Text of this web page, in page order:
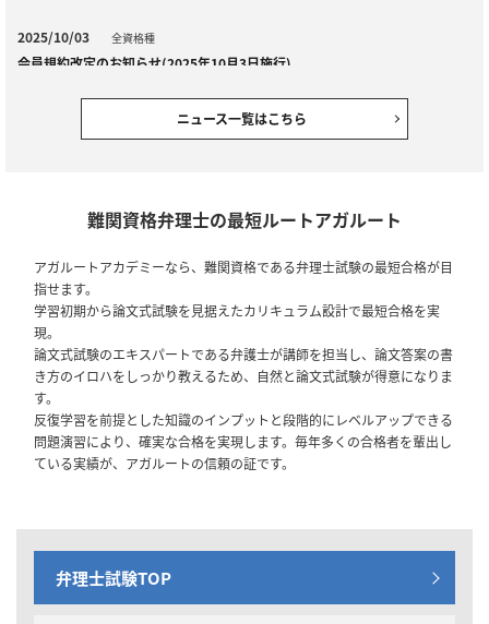
2025/10/03 全資格種
会員規約改定のお知らせ(2025年10月3日施行)
【セール情報】期間限定10％OFF！弁理士試験｜ 早期キャンペーン・ア
弁理士試験
【リリース情報】弁理士試験｜【2027年合格目標】短答式試験・論文式
リキュラム
2025/09/11
【リリース情報】弁理士試験｜単科講座リリース
2025/06/26
【リリース情報】弁理士試験｜単科講座リリース
2025/05/12 弁理士試験
2024/12/28 全資格種
ニュース一覧はこちら
難関資格弁理士の最短ルートアガルート
アガルートアカデミーなら、難関資格である弁理士試験の最短合格が目
指せます。
学習初期から論文式試験を見据えたカリキュラム設計で最短合格を実
現。
論文式試験のエキスパートである弁護士が講師を担当し、論文答案の書
き方のイロハをしっかり教えるため、自然と論文式試験が得意になりま
す。
反復学習を前提とした知識のインプットと段階的にレベルアップできる
問題演習により、確実な合格を実現します。毎年多くの合格者を輩出し
ている実績が、アガルートの信頼の証です。
弁理士試験TOP